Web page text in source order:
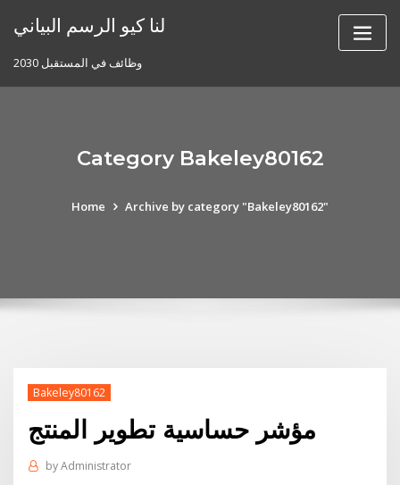
لنا كيو الرسم البياني
وظائف في المستقبل 2030
Category Bakeley80162
Home Archive by category "Bakeley80162"
Bakeley80162
مؤشر حساسية تطوير المنتج
byAdministrator